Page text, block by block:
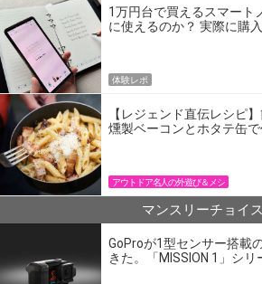
1万円台で買えるスマート
に使えるのか？ 実際に購
体験レポ
【レジェンド直伝レシピ
燻製ベーコンとホタテ缶
アウトドア名人の外遊び＆メシ
マンスリーチョイス
GoProが1型センサー搭載
きた。「MISSION 1」シ